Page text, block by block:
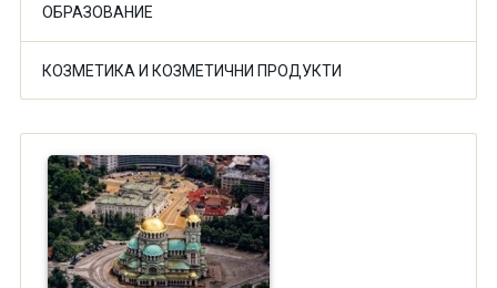
ОБРАЗОВАНИЕ
КОЗМЕТИКА И КОЗМЕТИЧНИ ПРОДУКТИ